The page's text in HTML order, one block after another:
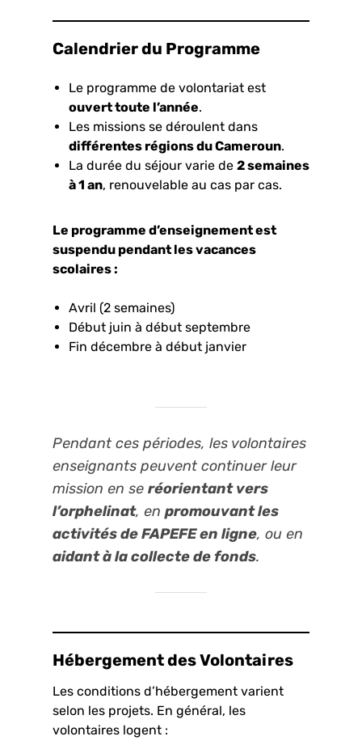
Calendrier du Programme
Le programme de volontariat est
ouvert toute l’année.
Les missions se déroulent dans
différentes régions du Cameroun.
La durée du séjour varie de 2 semaines
à 1 an, renouvelable au cas par cas.
Le programme d’enseignement est
suspendu pendant les vacances
scolaires :
Avril (2 semaines)
Début juin à début septembre
Fin décembre à début janvier
Pendant ces périodes, les volontaires
enseignants peuvent continuer leur
mission en se réorientant vers
l’orphelinat, en promouvant les
activités de FAPEFE en ligne, ou en
aidant à la collecte de fonds.
Hébergement des Volontaires
Les conditions d’hébergement varient
selon les projets. En général, les
volontaires logent :